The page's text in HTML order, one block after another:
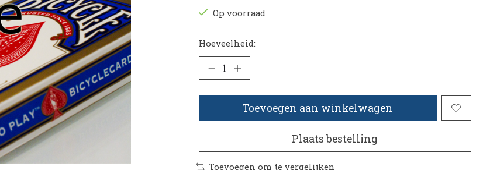
Op voorraad
Hoeveelheid:
Toevoegen aan winkelwagen
Plaats bestelling
Toevoegen om te vergelijken